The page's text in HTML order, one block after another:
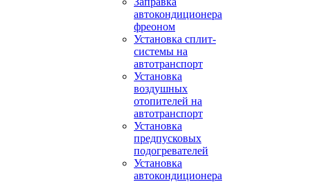
автокондиционера
фреоном
Установка сплит-
системы на
автотранспорт
Установка
воздушных
отопителей на
автотранспорт
Установка
предпусковых
подогревателей
Установка
автокондиционера